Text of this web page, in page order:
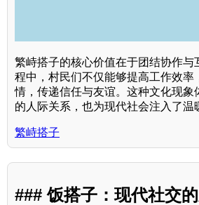
繁峙搭子的核心价值在于团结协作与
程中，村民们不仅能够提高工作效率
情，传递信任与友谊。这种文化现象
的人际关系，也为现代社会注入了温
繁峙搭子
### 饭搭子：现代社交